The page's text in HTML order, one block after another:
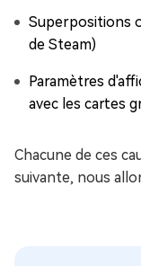
Superpositions
de Steam)
Paramètres
avec les cartes
Chacune de ces
suivante, nous